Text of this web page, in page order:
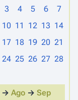
3 4 5 6
7
10 11 12 13 14
17 18 19 20 21
24 25 26 27 28
→ Ago → Sep